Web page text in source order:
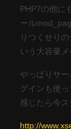
PHP7の他に
ール
りつくせり
いう大容量メ
やっぱりサ
グインも使
感じたら今
http://